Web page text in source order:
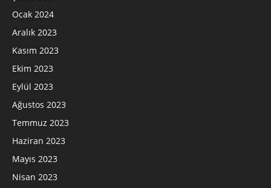
Ocak 2024
Aralık 2023
Kasım 2023
Ekim 2023
Eylül 2023
Ağustos 2023
Temmuz 2023
Haziran 2023
Mayıs 2023
Nisan 2023